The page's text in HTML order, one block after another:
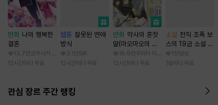
만화 나의 행복한
결혼
13.7만 코우사카 리토 / 아기토기 아쿠미
12시간마다 무료
웹툰 잘못된 연애
방식
3.1만 SIK
12시간마다 무료
만화 약사의 혼잣
말(마오마오의 후
궁 수수께끼 풀이
수첩)
16.9만 쿠라타 미노지 / 휴우가 나츠
12시간마다 무료
소설 전직 조폭 보
스의 19금 소설 속
가정부 빙의기
1천 당성
1일마다 무료
관심 장르 주간 랭킹